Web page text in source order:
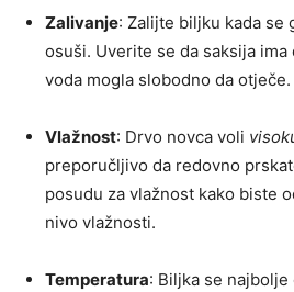
Zalivanje: Zalijte biljku kada se
osuši. Uverite se da saksija
voda mogla slobodno da otječe.
Vlažnost: Drvo novca voli
preporučljivo da redovno
posudu za vlažnost kako biste
nivo vlažnosti.
Temperatura: Biljka se